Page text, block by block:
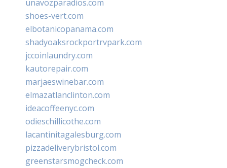
unavozparadios.com
shoes-vert.com
elbotanicopanama.com
shadyoaksrockportrvpark.com
jccoinlaundry.com
kautorepair.com
marjaeswinebar.com
elmazatlanclinton.com
ideacoffeenyc.com
odieschillicothe.com
lacantinitagalesburg.com
pizzadeliverybristol.com
greenstarsmogcheck.com